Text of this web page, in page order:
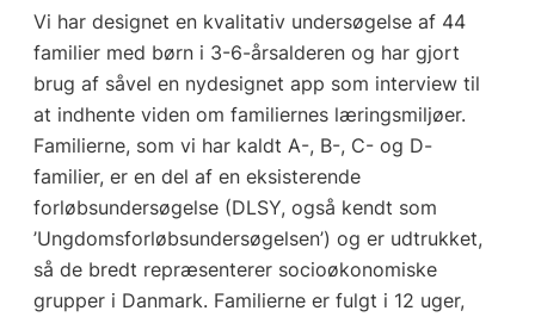
Vi har designet en kvalitativ undersøgelse af 44
familier med børn i 3-6-årsalderen og har gjort
brug af såvel en nydesignet app som interview til
at indhente viden om familiernes læringsmiljøer.
Familierne, som vi har kaldt A-, B-, C- og D-
familier, er en del af en eksisterende
forløbsundersøgelse (DLSY, også kendt som
’Ungdomsforløbsundersøgelsen’) og er udtrukket,
så de bredt repræsenterer socioøkonomiske
grupper i Danmark. Familierne er fulgt i 12 uger,